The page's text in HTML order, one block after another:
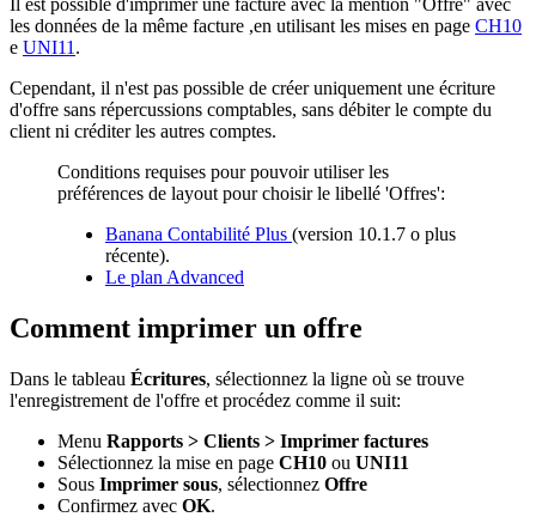
Il est possible d'imprimer une facture avec la mention "Offre" avec
les données de la même facture ,en utilisant les mises en page CH10
e UNI11 .
Cependant, il n'est pas possible de créer uniquement une écriture
d'offre sans répercussions comptables, sans débiter le compte du
client ni créditer les autres comptes.
Conditions requises pour pouvoir utiliser les
préférences de layout pour choisir le libellé 'Offres':
Banana Contabilité Plus (version 10.1.7 o plus
récente).
Le plan Advanced
Comment imprimer un offre
Dans le tableau Écritures, sélectionnez la ligne où se trouve
l'enregistrement de l'offre et procédez comme il suit:
Menu Rapports > Clients > Imprimer factures
Sélectionnez la mise en page CH10 ou UNI11
Sous Imprimer sous, sélectionnez Offre
Confirmez avec OK.